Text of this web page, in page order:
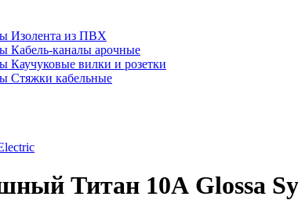
Изолента из ПВХ
Кабель-каналы арочные
Каучуковые вилки и розетки
Стяжки кабельные
Титан 10А Glossa